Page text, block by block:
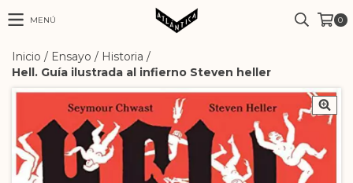
MENÚ 0
Inicio / Ensayo / Historia /
Hell. Guía ilustrada al infierno Steven heller